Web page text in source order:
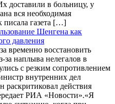
доставили в больницу, у
вся необходимая
газета […]
Шенгена как
давления
временно восстановить
наплыва нелегалов в
с резким сопротивлением
внутренних дел
раскритиковал действия
РИА «Новости».«Я